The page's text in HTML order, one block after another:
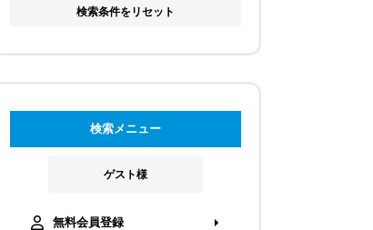
検索条件をリセット
検索メニュー
ゲスト様
無料会員登録